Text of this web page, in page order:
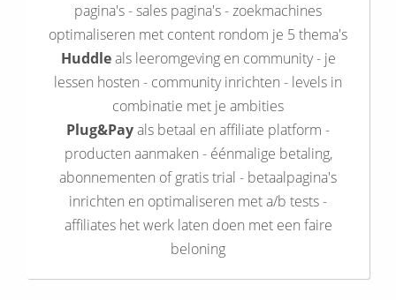
pagina's - sales pagina's - zoekmachines
optimaliseren met content rondom je 5 thema's
Huddleals leeromgeving en community - je
lessen hosten - community inrichten - levels in
combinatie met je ambities
Plug&Payals betaal en affiliate platform -
producten aanmaken - éénmalige betaling,
abonnementen of gratis trial - betaalpagina's
inrichten en optimaliseren met a/b tests -
affiliates het werk laten doen met een faire
beloning